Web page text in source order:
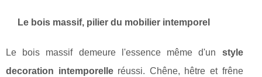
Le bois massif, pilier du mobilier intemporel
Le bois massif demeure l'essence même d'un style
decoration intemporelleréussi. Chêne, hêtre et frêne